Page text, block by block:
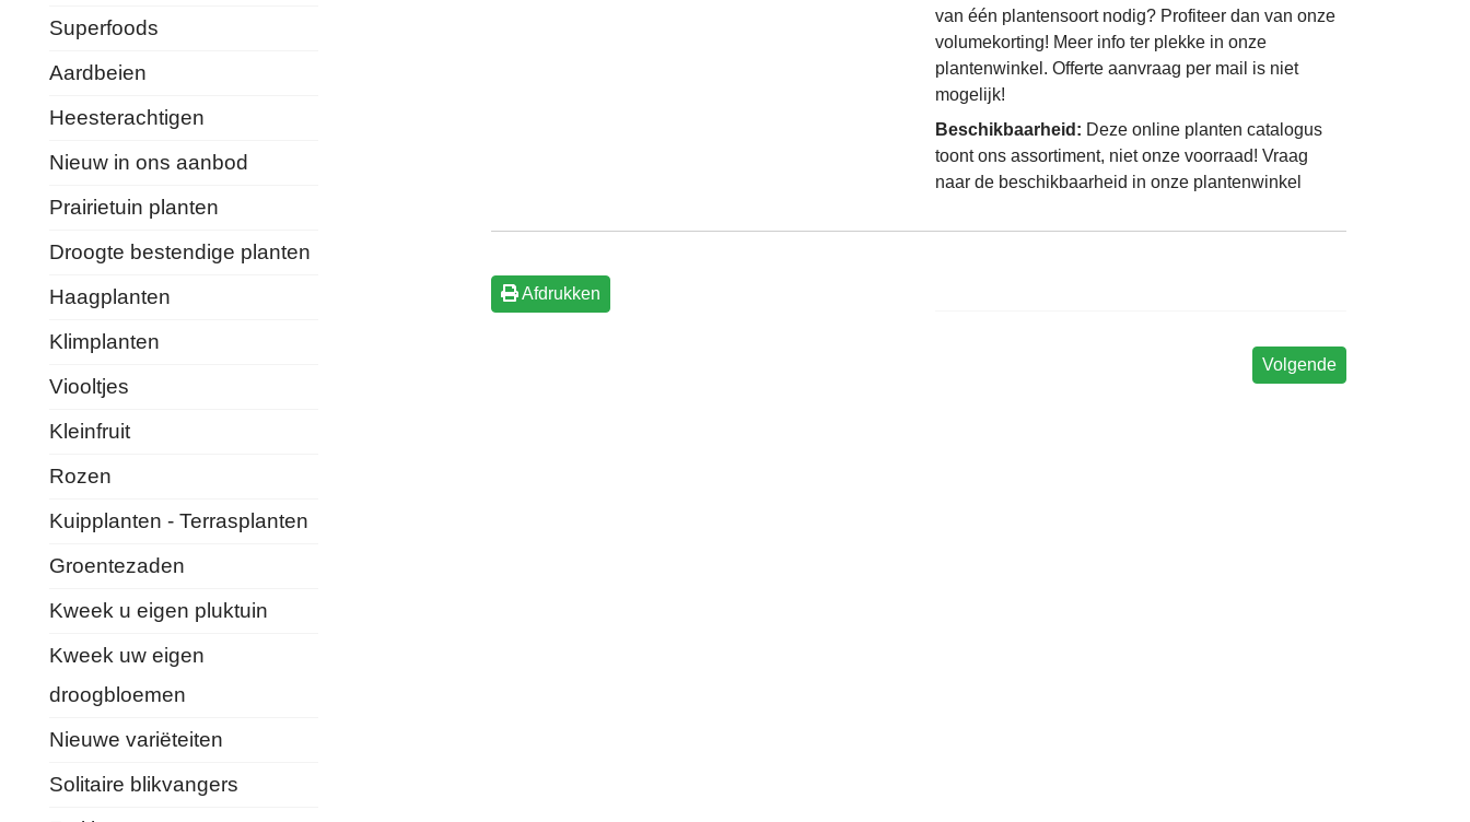
Superfoods
Aardbeien
Heesterachtigen
Nieuw in ons aanbod
Prairietuin planten
Droogte bestendige planten
Haagplanten
Klimplanten
Viooltjes
Kleinfruit
Rozen
Kuipplanten - Terrasplanten
Groentezaden
Kweek u eigen pluktuin
Kweek uw eigen
droogbloemen
Nieuwe variëteiten
Solitaire blikvangers
van één plantensoort nodig? Profiteer dan van onze
volumekorting! Meer info ter plekke in onze
plantenwinkel. Offerte aanvraag per mail is niet
mogelijk!
Beschikbaarheid: Deze online planten catalogus
toont ons assortiment, niet onze voorraad! Vraag
naar de beschikbaarheid in onze plantenwinkel
Afdrukken
Volgende